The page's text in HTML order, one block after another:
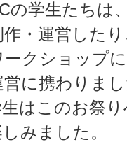
の学生たちは
・運営した
クショップ
に携わりま
はこのお祭
みました。